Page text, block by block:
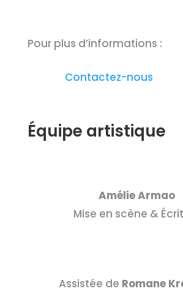
Pour plus d’informations :
Contactez-nous
Équipe artistique
Amélie Armao
Mise en scène &
Assistée de Romane